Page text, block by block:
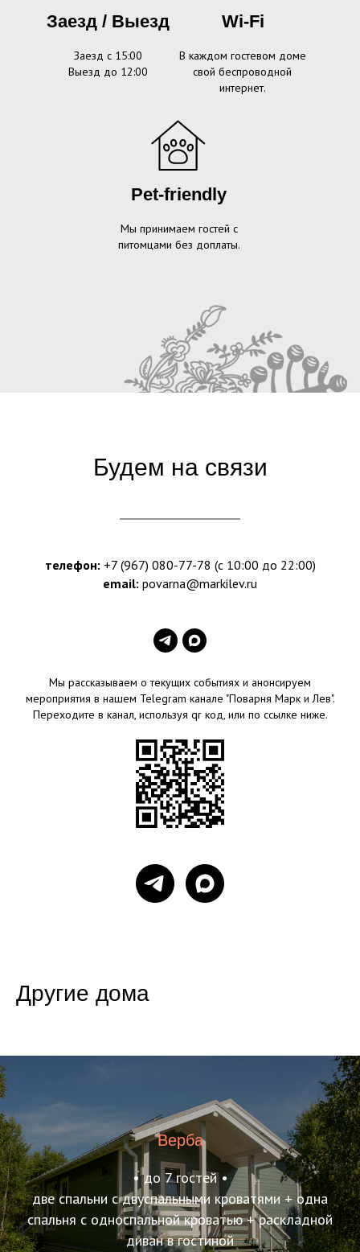
Заезд с 15:00
Выезд до 12:00
В каждом гостевом доме
свой беспроводной
интернет.
Заезд / Выезд Wi-Fi
Мы принимаем гостей с
питомцами без доплаты.
Pet-friendly
Будем на связи
телефон: +7 (967) 080-77-78 (с 10:00 до 22:00)
email: povarna@markilev.ru
Мы рассказываем о текущих событиях и анонсируем
мероприятия в нашем Telegram канале "Поварня Марк и Лев".
Переходите в канал, используя qr код, или по ссылке ниже.
Другие дома
Верба
• до 7 гостей •
две спальни с двуспальными кроватями + одна
спальня с односпальной кроватью + раскладной
диван в гостиной